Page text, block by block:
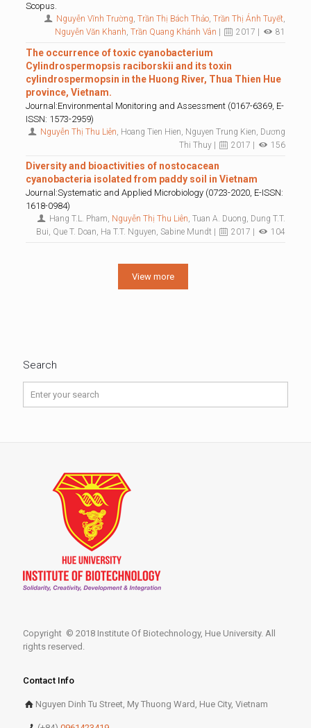
Scopus.
Nguyễn Vĩnh Trường,Trần Thị Bách Thảo,Trần Thị Ánh Tuyết,
Nguyễn Văn Khanh, Trần Quang Khánh Vân 2017 | 81
The occurrence of toxic cyanobacterium
Cylindrospermopsis raciborskii and its toxin
cylindrospermopsin in the Huong River, Thua Thien Hue
province, Vietnam.
Journal:Environmental Monitoring and Assessment (0167-6369, E-
ISSN: 1573-2959)
Nguyễn Thị Thu Liên, Hoang Tien Hien, Nguyen Trung Kien, Dương
Thi Thuy |
2017 | 156
Diversity and bioactivities of nostocacean
cyanobacteria isolated from paddy soil in Vietnam
Journal:Systematic and Applied Microbiology (0723-2020, E-ISSN:
1618-0984)
Hang T.L. Pham, Nguyễn Thị Thu Liên, Tuan A. Duong, Dung T.T.
Bui, Que T. Doan, Ha T.T. Nguyen, Sabine Mundt |
2017 | 104
View more
Search
Copyright © 2018 Institute Of Biotechnology, Hue University. All
rights reserved.
Contact Info
Nguyen Dinh Tu Street, My Thuong Ward, Hue City, Vietnam